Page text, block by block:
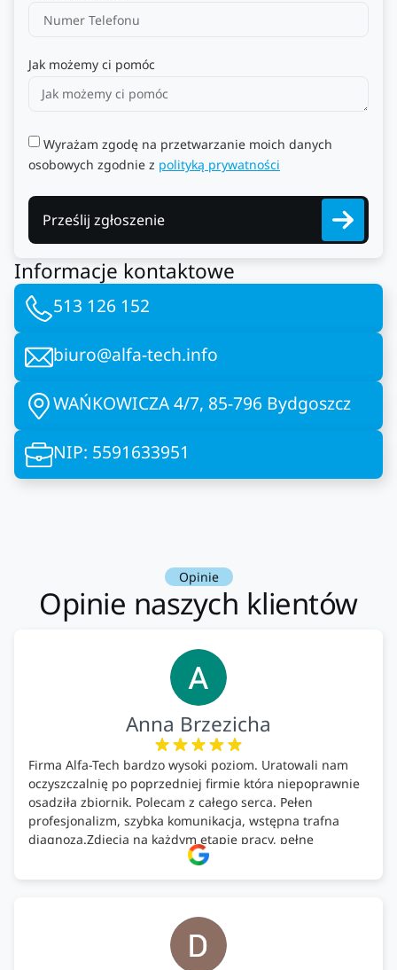
Jak możemy ci pomóc
Wyrażam zgodę na przetwarzanie moich danych
osobowych zgodnie z polityką prywatności
Prześlij zgłoszenie
Informacje kontaktowe
513 126 152
biuro@alfa-tech.info
WAŃKOWICZA 4/7, 85-796 Bydgoszcz
NIP: 5591633951
Opinie
Opinie naszych klientów
Anna Brzezicha
Firma Alfa-Tech bardzo wysoki poziom. Uratowali nam
oczyszczalnię po poprzedniej firmie która niepoprawnie
osadziła zbiornik. Polecam z całego serca. Pełen
profesjonalizm, szybka komunikacja, wstępna trafna
diagnoza.Zdjęcia na każdym etapie pracy, pełne
doradztwo.Dobrze wyszkoleni i znający się na rzeczy.
Podsumowując ekipa na wysokim poziomie, rzetelna.